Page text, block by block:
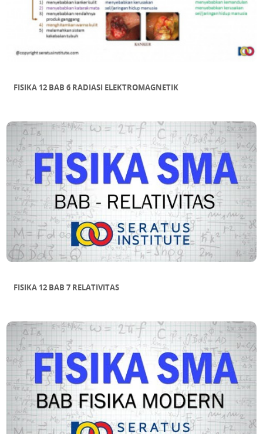
FISIKA 12 BAB 6 RADIASI ELEKTROMAGNETIK
FISIKA 12 BAB 7 RELATIVITAS